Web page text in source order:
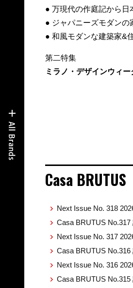
● 万現代の作庭記から日
● ジャパニーズモダンの
● 和風モダンな建築家&
第二特集
ミラノ・デザインウィー
Casa BRUTUS
Next Issue No. 318
Casa BRUTUS No.317
Next Issue No. 317
Casa BRUTUS No.316
Next Issue No. 316
Casa BRUTUS No.315